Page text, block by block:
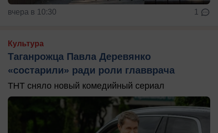
вчера в 10:30 1
Культура
Таганрожца Павла Деревянко
«состарили» ради роли главврача
ТНТ сняло новый комедийный сериал